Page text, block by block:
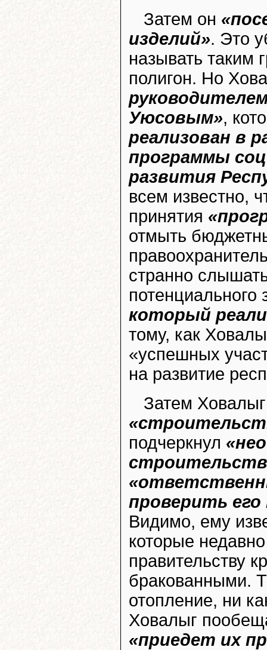
Затем он
изделий». Это
называть таким
полигон. Но
Уюсовым»,
реализован в
программы
развития
всем известно,
принятия
отмыть
странно
потенциального
который
тому, как
«успешных
на развитие
Затем
подчеркнул
проверить его
Видимо, ему
которые
правительству
бракованными.
отопление, ни
Ховалыг
«приедет их